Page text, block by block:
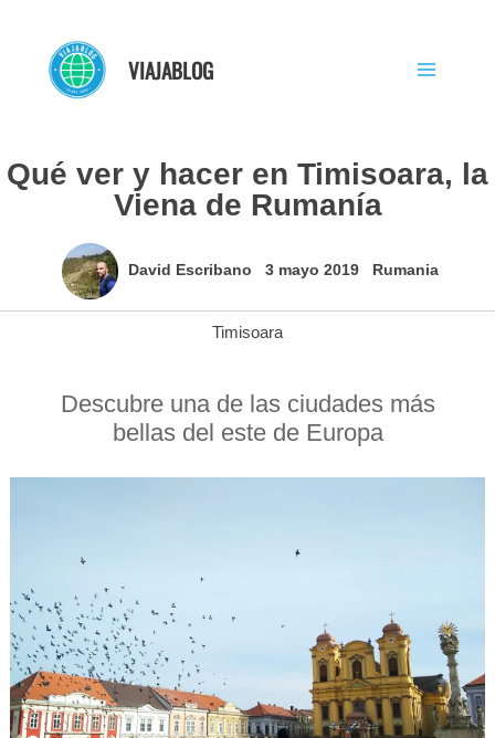
contenido
VIAJABLOG
Qué ver y hacer en Timisoara, la
Viena de Rumanía
David Escribano 3 mayo 2019 Rumania
Timisoara
Descubre una de las ciudades más
bellas del este de Europa